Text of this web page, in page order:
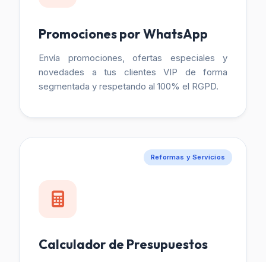
Promociones por WhatsApp
Envía promociones, ofertas especiales y
novedades a tus clientes VIP de forma
segmentada y respetando al 100% el RGPD.
Reformas y Servicios
Calculador de Presupuestos